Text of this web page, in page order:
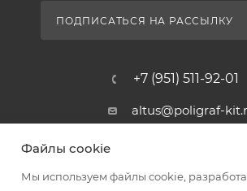
ПОДПИСАТЬСЯ НА РАССЫЛКУ
+7 (951) 511-92-01
altus@poligraf-
Магазин-склад ТЦ
пос. Янтарный, Малое
Файлы cookie
Мы используем файлы cookie,